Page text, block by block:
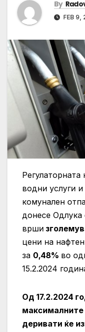
By
FEB 9,
Регулаторната
водни услуги
комунален
донесе Одлука
врши
цени на
за 0,48% во
15.2.2024
Од 17.2.2024
деривати ќе